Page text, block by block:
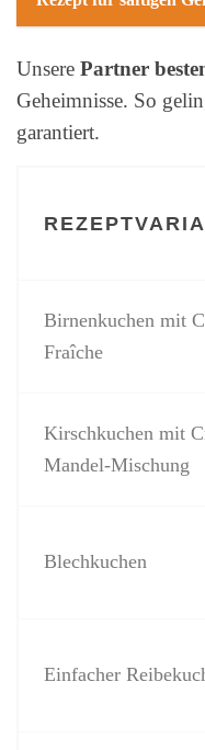
Unsere Partner
Geheimnisse. So
garantiert.
Birnenkuchen mit
Fraîche
Kirschkuchen mit
Mandel-Mischung
Blechkuchen
Einfacher